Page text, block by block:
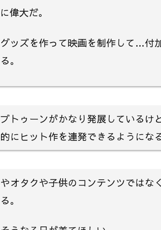
偉大だ。
ッズを作って映画を制作して…付
。
トゥーンがかなり発展しているけ
にヒット作を連発できるようにな
オタクや子供のコンテンツではな
。